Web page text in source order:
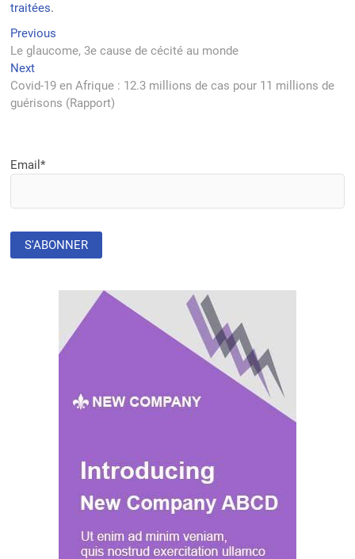
traitées.
Navigation
de
l’article
Previous
post:
Le glaucome, 3e cause de cécité au monde
NextNext
post:
Covid-19 en Afrique : 12.3 millions de cas pour 11 millions de
guérisons (Rapport)
Email*